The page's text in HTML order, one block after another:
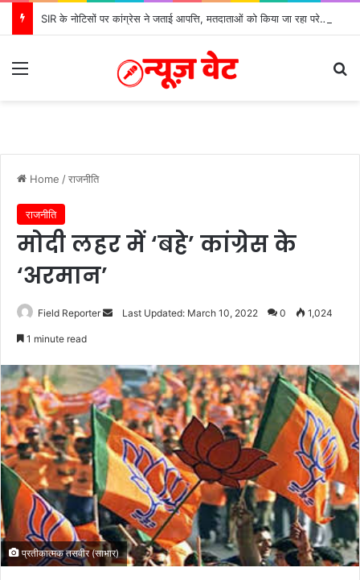
SIR के नोटिसों पर कांग्रेस ने जताई आपत्ति, मतदाताओं को किया जा रहा परेशान: बोले राष्ट्रीय प्रवक्ता आलोक शर्मा
Menu
Home /राजनीति
राजनीति
मोदी लहर में ‘बहे’ कांग्रेस के
‘अरमान’
Field Reporter
SendLast Updated: March 10, 2022 0 1,024
1 minute read
प्रतीकात्मक तसवीर (साभार)